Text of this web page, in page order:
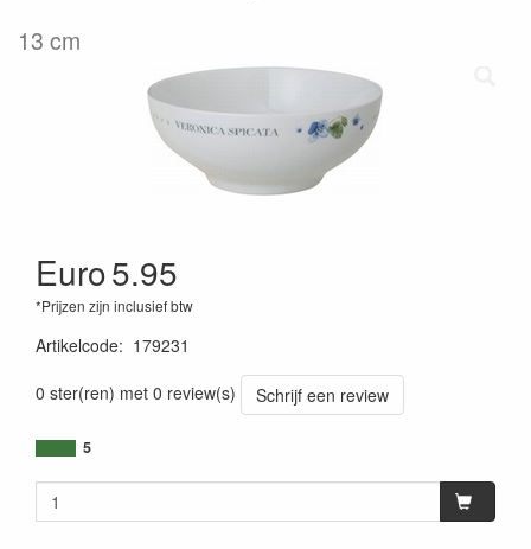
13 cm
Euro5.95
*Prijzen zijn inclusief btw
Artikelcode: 179231
0 ster(ren) met 0 review(s)
Schrijf een review
5